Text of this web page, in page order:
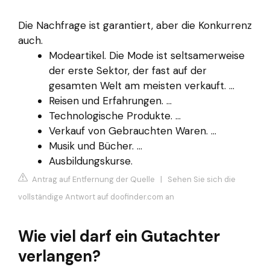
Die Nachfrage ist garantiert, aber die Konkurrenz
auch.
Modeartikel. Die Mode ist seltsamerweise
der erste Sektor, der fast auf der
gesamten Welt am meisten verkauft. ...
Reisen und Erfahrungen. ...
Technologische Produkte. ...
Verkauf von Gebrauchten Waren. ...
Musik und Bücher. ...
Ausbildungskurse.
Antrag auf Entfernung der Quelle | Sehen Sie sich die
vollständige Antwort auf doofinder.com an
Wie viel darf ein Gutachter
verlangen?